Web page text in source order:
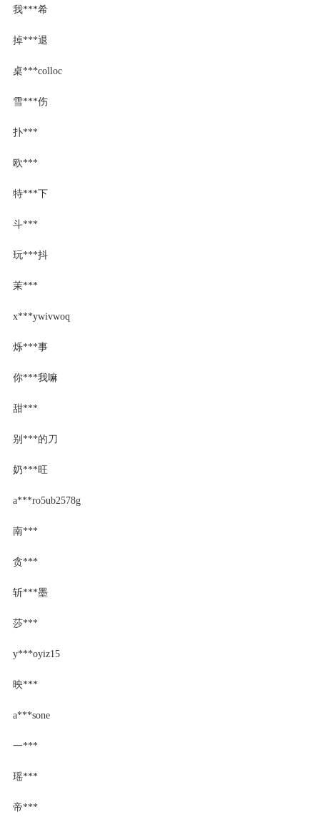
我***希
掉***退
桌***colloc
雪***伤
扑***
欧***
特***下
斗***
玩***抖
茉***
x***ywivwoq
烁***事
你***我嘛
甜***
别***的刀
奶***旺
a***ro5ub2578g
南***
贪***
斩***墨
莎***
y***oyiz15
映***
a***sone
一***
瑶***
帝***